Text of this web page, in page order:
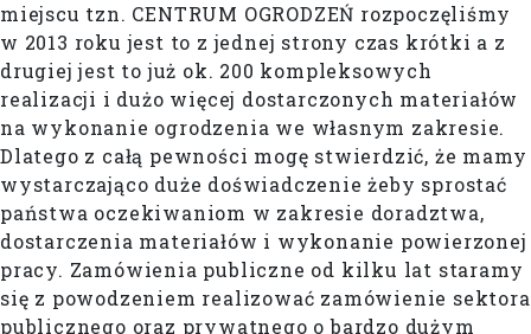
miejscu tzn. CENTRUM OGRODZEŃ rozpoczęliśmy
w 2013 roku jest to z jednej strony czas krótki a z
drugiej jest to już ok. 200 kompleksowych
realizacji i dużo więcej dostarczonych materiałów
na wykonanie ogrodzenia we własnym zakresie.
Dlatego z całą pewności mogę stwierdzić, że mamy
wystarczająco duże doświadczenie żeby sprostać
państwa oczekiwaniom w zakresie doradztwa,
dostarczenia materiałów i wykonanie powierzonej
pracy. Zamówienia publiczne od kilku lat staramy
się z powodzeniem realizować zamówienie sektora
publicznego oraz prywatnego o bardzo dużym